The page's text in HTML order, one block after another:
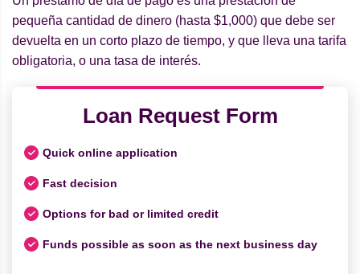
pequeña cantidad de dinero (hasta $1,000) que debe ser
devuelta en un corto plazo de tiempo, y que lleva una tarifa
obligatoria, o una tasa de interés.
Loan Request Form
Quick online application
Fast decision
Options for bad or limited credit
Funds possible as soon as the next business day